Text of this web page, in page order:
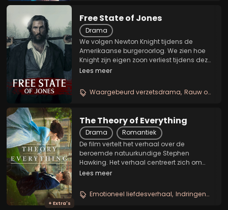
Free State of Jones
Drama
We volgen Newton Knight tijdens de
Amerikaanse burgeroorlog. We zien hoe
Knight zijn eigen zoon verliest tijdens deze
wrede oorlog; voor Knight de reden om de
roept lokale slaven en boeren op om mee
te...
Lees meer
Waargebeurd verzetsdrama Rauw oorlogsportret
+ Extra's
The Theory of Everything
Drama
Romantiek
De film vertelt het verhaal over de
beroemde natuurkundige Stephen
Hawking. Het verhaal centreert zich om
Hawkings vroege jaren op de Universiteit
de arts-studente Jane, waar hij later mee
trouwt. Net na...
Lees meer
Emotioneel liefdesverhaal Indringend ziekteportret